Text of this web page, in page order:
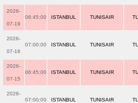
2026-
07-19
06:45:00 ISTANBUL TUNISAIR
2026-
07-16
07:00:00 ISTANBUL TUNISAIR
2026-
07-15
06:45:00 ISTANBUL TUNISAIR
2026-
07:00:00 ISTANBUL TUNISAIR